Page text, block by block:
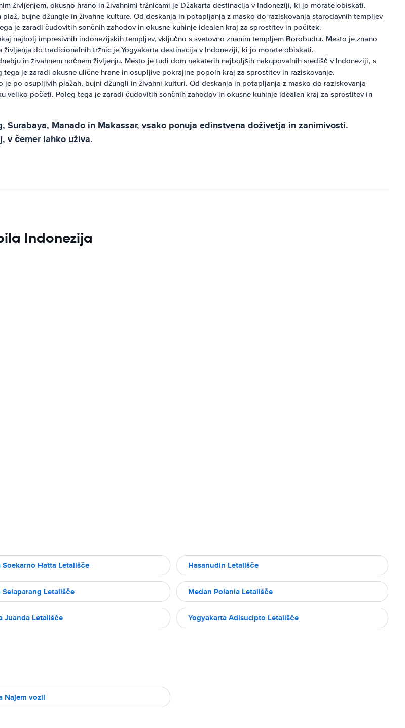
življenjem, okusno hrano in živahnimi tržnicami je Džakarta destinacija v Indoneziji, ki jo morate obiskati.
bujne džungle in živahne kulture. Od deskanja in potapljanja z masko do raziskovanja starodavnih templjev
je zaradi čudovitih sončnih zahodov in okusne kuhinje idealen kraj za sprostitev in počitek.
najbolj impresivnih indonezijskih templjev, vključno s svetovno znanim templjem Borobudur. Mesto je znano
do tradicionalnih tržnic je Yogyakarta destinacija v Indoneziji, ki jo morate obiskati.
in živahnem nočnem življenju. Mesto je tudi dom nekaterih najboljših nakupovalnih središč v Indoneziji, s
je zaradi okusne ulične hrane in osupljive pokrajine popoln kraj za sprostitev in raziskovanje.
po osupljivih plažah, bujni džungli in živahni kulturi. Od deskanja in potapljanja z masko do raziskovanja
veliko početi. Poleg tega je zaradi čudovitih sončnih zahodov in okusne kuhinje idealen kraj za sprostitev in
Manado in Makassar, vsako ponuja edinstvena doživetja in zanimivosti.
v čemer lahko uživa.
Indonezija
Soekarno Hatta Letališče Hasanudin Letališče
Selaparang Letališče Medan Polania Letališče
Juanda Letališče Yogyakarta Adisucipto Letališče
Najem vozil